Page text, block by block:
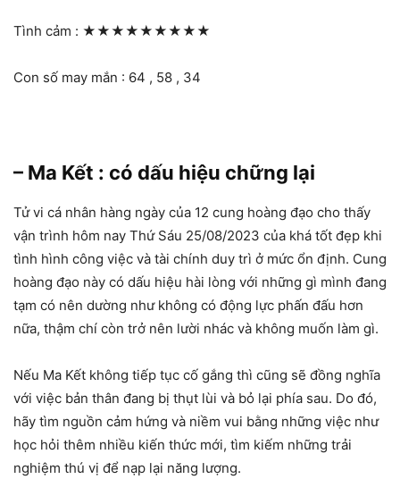
Tình cảm : ★★★★★★★★★
Con số may mắn : 64 , 58 , 34
– Ma Kết : có dấu hiệu chững lại
Tử vi cá nhân hàng ngày của 12 cung hoàng đạo cho thấy
vận trình hôm nay Thứ Sáu 25/08/2023 của khá tốt đẹp khi
tình hình công việc và tài chính duy trì ở mức ổn định. Cung
hoàng đạo này có dấu hiệu hài lòng với những gì mình đang
tạm có nên dường như không có động lực phấn đấu hơn
nữa, thậm chí còn trở nên lười nhác và không muốn làm gì.
Nếu Ma Kết không tiếp tục cố gắng thì cũng sẽ đồng nghĩa
với việc bản thân đang bị thụt lùi và bỏ lại phía sau. Do đó,
hãy tìm nguồn cảm hứng và niềm vui bằng những việc như
học hỏi thêm nhiều kiến thức mới, tìm kiếm những trải
nghiệm thú vị để nạp lại năng lượng.